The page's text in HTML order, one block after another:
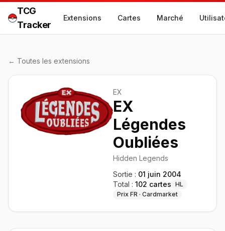
TCG
Tracker
Extensions Cartes Marché
← Toutes les extensions
EX
EX
Légendes
Oubliées
Hidden Legends
Sortie : 01 juin 2004
Total : 102 cartes HL
Prix FR · Cardmarket